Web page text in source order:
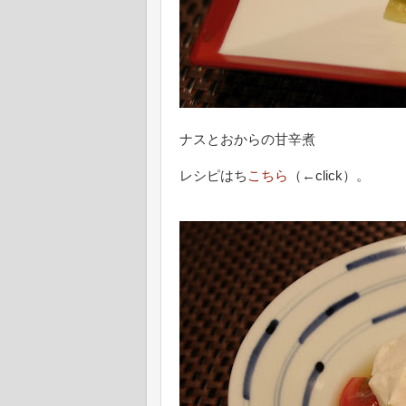
ナスとおからの甘辛煮
レシピはち こちら （←click）。